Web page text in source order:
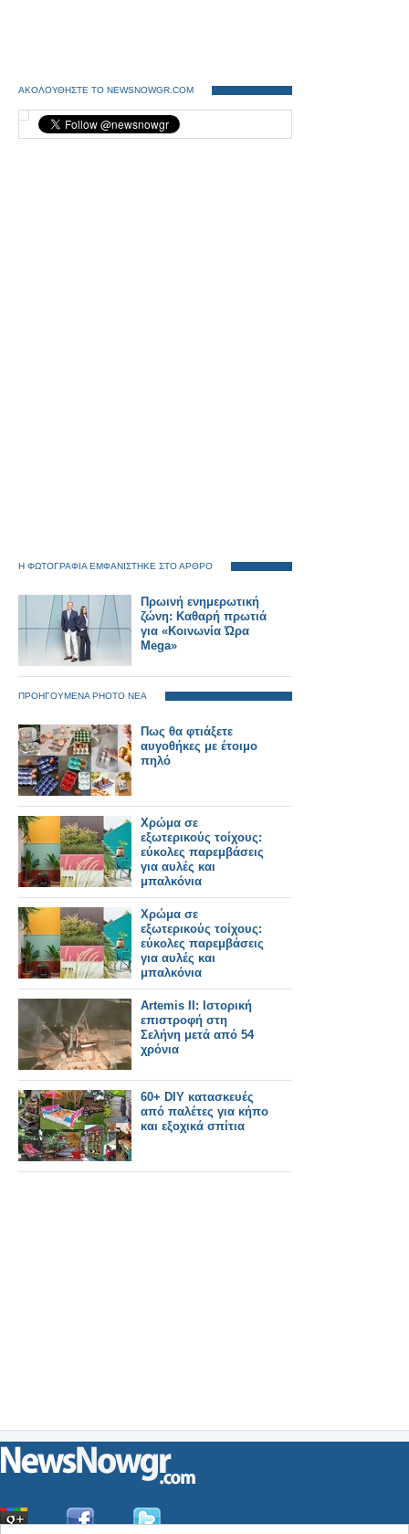
ΑΚΟΛΟΥΘΗΣΤΕ ΤΟ NEWSNOWGR.COM
Η ΦΩΤΟΓΡΑΦΙΑ ΕΜΦΑΝΙΣΤΗΚΕ ΣΤΟ ΑΡΘΡΟ
Πρωινή ενημερωτική
ζώνη: Καθαρή πρωτιά
για «Κοινωνία Ώρα
Mega»
ΠΡΟΗΓΟΥΜΕΝΑ PHOTO ΝΕΑ
Πως θα φτιάξετε
αυγοθήκες με έτοιμο
πηλό
Χρώμα σε
εξωτερικούς τοίχους:
εύκολες παρεμβάσεις
για αυλές και
μπαλκόνια
Χρώμα σε
εξωτερικούς τοίχους:
εύκολες παρεμβάσεις
για αυλές και
μπαλκόνια
Artemis II: Ιστορική
επιστροφή στη
Σελήνη μετά από 54
χρόνια
60+ DIY κατασκευές
από παλέτες για κήπο
και εξοχικά σπίτια